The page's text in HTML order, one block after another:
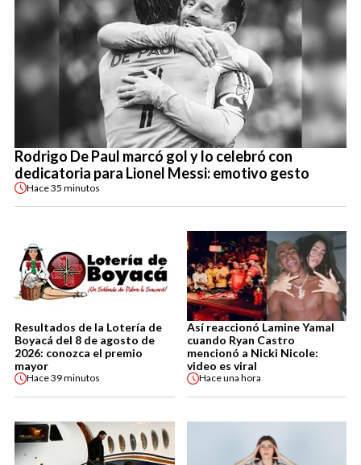
Rodrigo De Paul marcó gol y lo celebró con
dedicatoria para Lionel Messi: emotivo gesto
Hace35 minutos
Resultados de la Lotería de
Boyacá del 8 de agosto de
2026: conozca el premio
mayor
Hace39 minutos
Así reaccionó Lamine Yamal
cuando Ryan Castro
mencionó a Nicki Nicole:
video es viral
Haceuna hora